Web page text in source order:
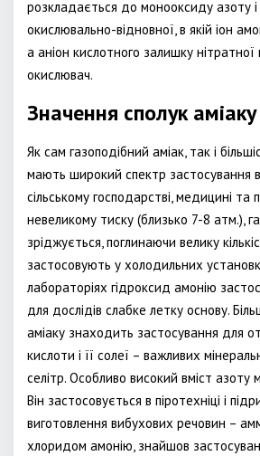
розкладається до монооксиду азоту
окислювально-відновної, в якій іон
а аніон кислотного залишку нітратної
окислювач.
Значення сполук аміаку
Як сам газоподібний аміак, так і
мають широкий спектр застосування
сільському господарстві, медицині та
невеликому тиску (близько 7-8 атм.),
зріджується, поглинаючи велику
застосовують у холодильних
лабораторіях гідроксид амонію
для дослідів слабке летку основу.
аміаку знаходить застосування для
кислоти і її солеї – важливих
селітр. Особливо високий вміст азоту
Він застосовується в піротехніці і
виготовлення вибухових речовин –
хлоридом амонію, знайшов